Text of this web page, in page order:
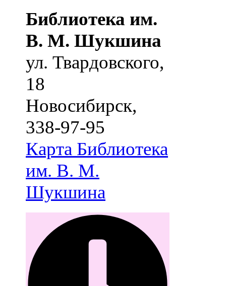
Библиотека им.
В. М. Шукшина
ул. Твардовского,
18
Новосибирск,
338-97-95
Карта Библиотека
им. В. М.
Шукшина